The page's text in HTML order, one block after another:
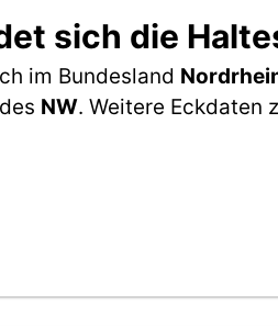
sich die
im Bundesland
NW. Weitere Eckdaten